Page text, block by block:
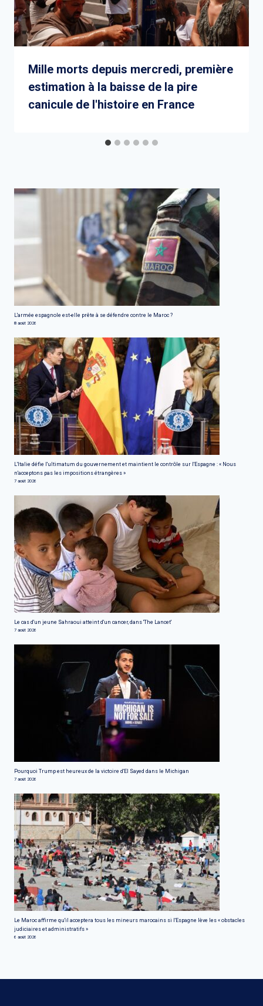
Mille morts depuis mercredi, première
estimation à la baisse de la pire
canicule de l'histoire en France
L'armée espagnole est-elle prête à se défendre contre le Maroc ?
8 août 2026
L'Italie défie l'ultimatum du gouvernement et maintient le contrôle sur l'Espagne : « Nous
n'acceptons pas les impositions étrangères »
7 août 2026
Le cas d'un jeune Sahraoui atteint d'un cancer, dans 'The Lancet'
7 août 2026
Pourquoi Trump est heureux de la victoire d'El Sayed dans le Michigan
7 août 2026
Le Maroc affirme qu'il acceptera tous les mineurs marocains si l'Espagne lève les « obstacles
judiciaires et administratifs »
6 août 2026